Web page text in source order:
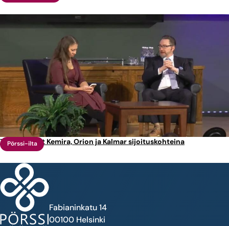
Pörssi-ilta
Tällaisia ovat Kemira, Orion ja Kalmar sijoituskohteina
Fabianinkatu 14
00100 Helsinki